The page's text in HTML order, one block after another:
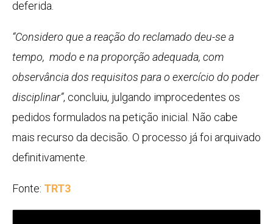
deferida.
“Considero que a reação do reclamado deu-se a
tempo, modo e na proporção adequada, com
observância dos requisitos para o exercício do poder
disciplinar”, concluiu, julgando improcedentes os
pedidos formulados na petição inicial. Não cabe
mais recurso da decisão. O processo já foi arquivado
definitivamente.
Fonte: TRT3